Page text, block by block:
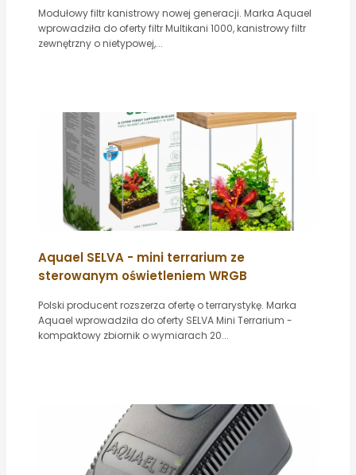
Modułowy filtr kanistrowy nowej generacji. Marka Aquael
wprowadziła do oferty filtr Multikani 1000, kanistrowy filtr
zewnętrzny o nietypowej,...
Aquael SELVA - mini terrarium ze
sterowanym oświetleniem WRGB
Polski producent rozszerza ofertę o terrarystykę. Marka
Aquael wprowadziła do oferty SELVA Mini Terrarium -
kompaktowy zbiornik o wymiarach 20...